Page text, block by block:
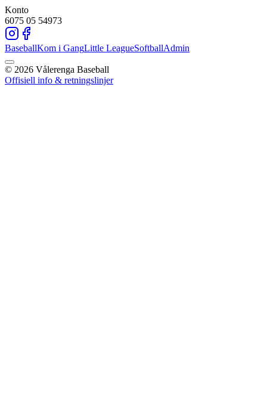
Konto
6075 05 54973
BaseballKom i GangLittle LeagueSoftballAdmin
© 2026 Vålerenga Baseball
Offisiell info & retningslinjer